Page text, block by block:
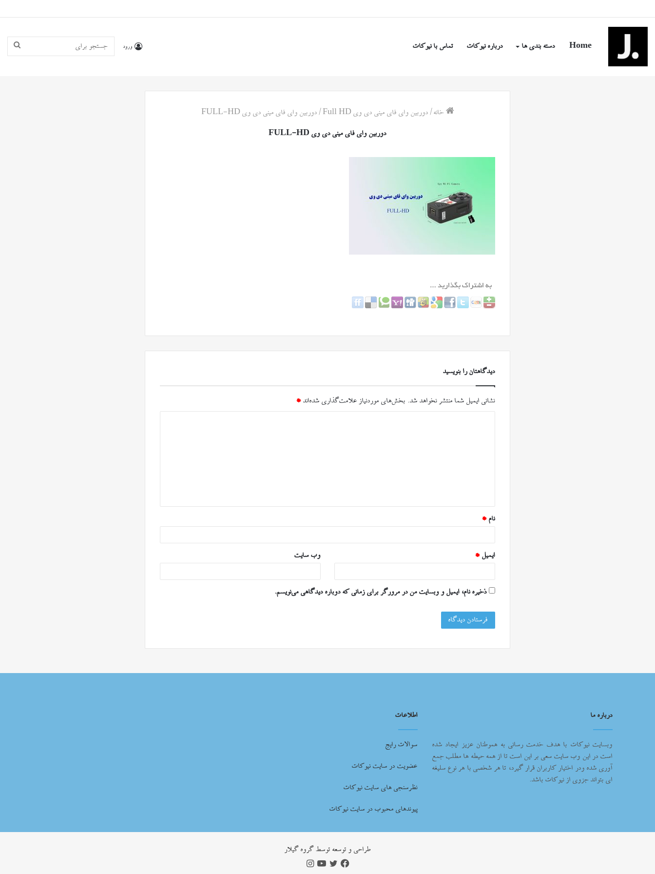
Home دسته بندی ها درباره نیوکات تماس با نیوکات ورود
خانه / دوربین وای فای مینی دی وی Full HD / دوربین وای فای مینی دی وی FULL-HD
دوربین وای فای مینی دی وی FULL-HD
دیدگاهتان را بنویسید
نشانی ایمیل شما منتشر نخواهد شد. بخش‌های موردنیاز علامت‌گذاری شده‌اند *
*
نام *
ایمیل * وب‌ سایت
ذخیره نام، ایمیل و وبسایت من در مرورگر برای زمانی که دوباره دیدگاهی می‌نویسم.
درباره ما
وبسایت نیوکات با هدف خدمت رسانی به هموطنان عزیز ایجاد شده
است در این وب سایت سعی بر این است تا از همه حیطه ها مطلب جمع
آوری شده ودر اختیار کاربران قرار گیرد، تا هر شخصی با هر نوع سلیغه
ای بتواند جزوی از نیوکات باشد.
اطلاعات
سوالات رایج
عضویت در سایت نیوکات
نظرسنجی های سایت نیوکات
پیوندهای محبوب در سایت نیوکات
طراحي و توسعه توسط گروه گيلار
فیس توییتریوتیوباینستاگرام